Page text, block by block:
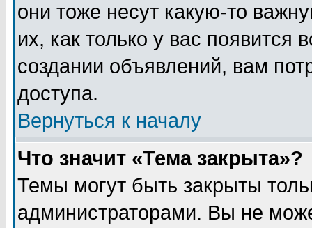
они тоже несут какую-то
их, как только у вас появится
создании объявлений, вам
доступа.
Вернуться к началу
Что значит «Тема закрыта»?
Темы могут быть закрыты
администраторами. Вы не